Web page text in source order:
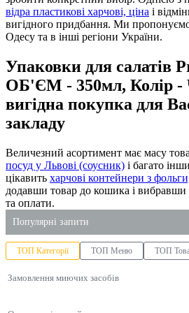
відра пластикові харчові, ціна і
вигідного придбання. Ми
Одесу та в інші регіони України.
Упаковки для салатів
ОБ'ЄМ - 350мл, Колір
вигідна покупка для
закладу
Величезний асортимент має масу
посуд у Львові (соусник) і багато
цікавить харчові контейнери з
додавши товар до кошика і
та оплати.
Популярні запити
купити паперові пакети оптом
пластикові стакани
ТОП Категорії ТОП Меню ТОП
Замовлення миючих засобів